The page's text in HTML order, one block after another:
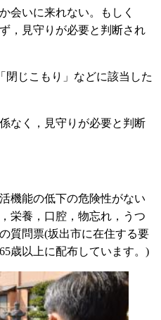
会いに来れない。もしく
，見守りが必要と判断され
閉じこもり」などに該当した
なく，見守りが必要と判断
機能の低下の危険性がない
栄養，口腔，物忘れ，うつ
質問票(坂出市に在住する要
歳以上に配布しています。)